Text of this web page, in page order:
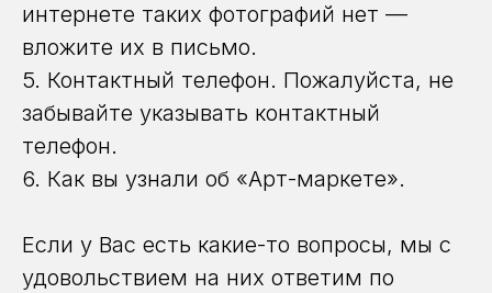
интернете таких фотографий нет —
вложите их в письмо.
5. Контактный телефон. Пожалуйста, не
забывайте указывать контактный
телефон.
6. Как вы узнали об «Арт-маркете».
Если у Вас есть какие-то вопросы, мы с
удовольствием на них ответим по